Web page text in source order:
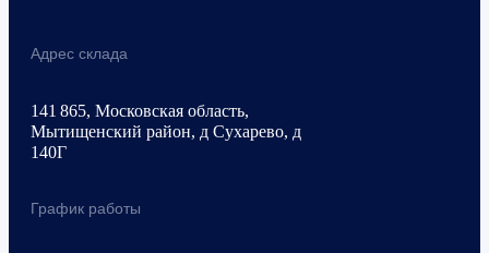
Адрес склада
141 865, Московская область,
Мытищенский район, д Сухарево, д
140Г
График работы